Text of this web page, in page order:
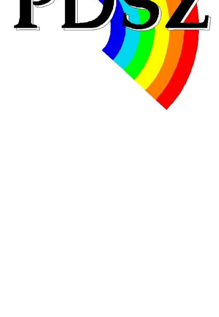
éducatives, aussi !
25 juin 2026
En Hongrie, le conservateur Peter Magyar et son parti
Tisza "Respect et liberté" ont remporté une large victoire,
contre le premier ministre sortant, Viktor Orban,…